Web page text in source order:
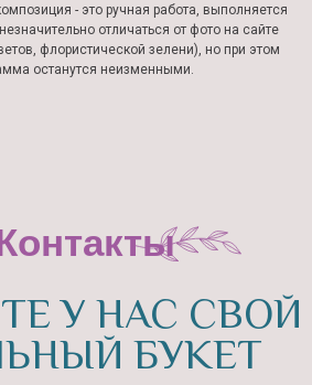
- это ручная работа, выполняется
отличаться от фото на сайте
флористической зелени), но при этом
останутся неизменными.